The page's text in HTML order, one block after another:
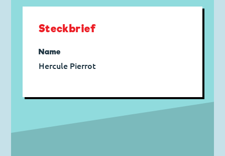
Steckbrief
Name
Hercule Pierrot